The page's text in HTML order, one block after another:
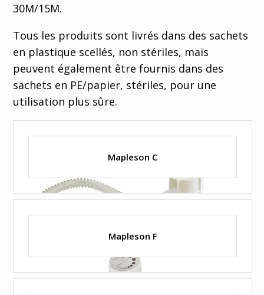
30M/15M.
Tous les produits sont livrés dans des sachets
en plastique scellés, non stériles, mais
peuvent également être fournis dans des
sachets en PE/papier, stériles, pour une
utilisation plus sûre.
Mapleson C
Mapleson F